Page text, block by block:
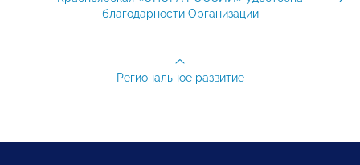
благодарности Организации
Региональное развитие